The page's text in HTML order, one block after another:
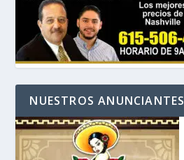
NUESTROS ANUNCIANTES